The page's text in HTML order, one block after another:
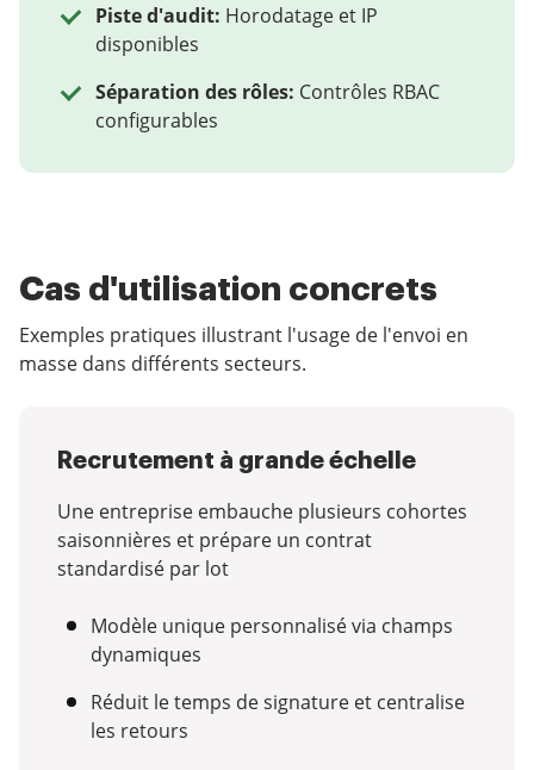
Piste d'audit: Horodatage et IP
disponibles
Séparation des rôles: Contrôles RBAC
configurables
Cas d'utilisation concrets
Exemples pratiques illustrant l'usage de l'envoi en
masse dans différents secteurs.
Recrutement à grande échelle
Une entreprise embauche plusieurs cohortes
saisonnières et prépare un contrat
standardisé par lot
Modèle unique personnalisé via champs
dynamiques
Réduit le temps de signature et centralise
les retours